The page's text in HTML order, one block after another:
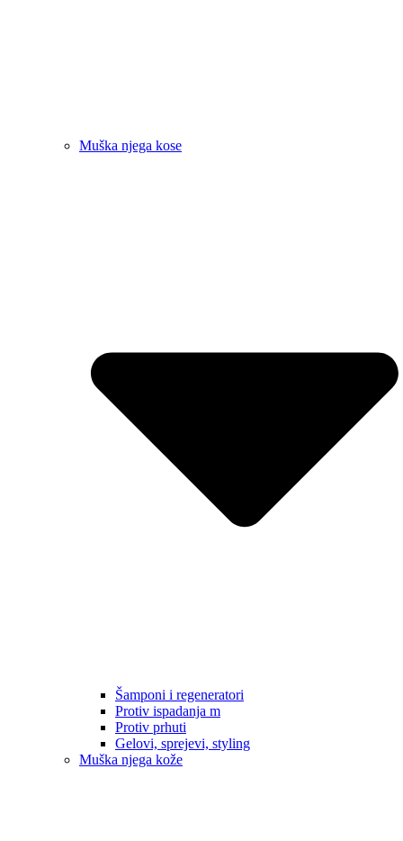
Muška njega kose
Šamponi i regeneratori
Protiv ispadanja m
Protiv prhuti
Gelovi, sprejevi, styling
Muška njega kože